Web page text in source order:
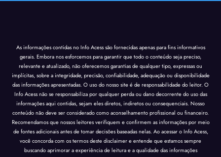
As informações contidas no Info Acess são fornecidas apenas para fins informativos
gerais. Embora nos esforcemos para garantir que todo o conteúdo seja preciso,
relevante e atualizado, não oferecemos garantias de qualquer tipo, expressas ou
implícitas, sobre a integridade, precisão, confiabilidade, adequação ou disponibilidade
das informações apresentadas. O uso do nosso site é de responsabilidade do leitor. O
Info Acess não se responsabiliza por qualquer perda ou dano decorrente do uso das
informações aqui contidas, sejam eles diretos, indiretos ou consequenciais. Nosso
conteúdo não deve ser considerado como aconselhamento profissional ou financeiro.
Recomendamos que nossos leitores verifiquem e confirmem as informações por meio
de fontes adicionais antes de tomar decisões baseadas nelas. Ao acessar o Info Acess,
você concorda com os termos deste disclaimer e entende que estamos sempre
buscando aprimorar a experiência de leitura e a qualidade das informações